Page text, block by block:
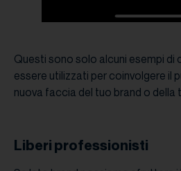
Questi sono solo alcuni esempi di
essere utilizzati per coinvolgere il
nuova faccia del tuo brand o della
Liberi professionisti